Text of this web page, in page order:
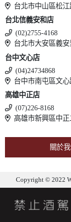
台北市中山區松江
台北信義安和店
(02)2755-4168
台北市大安區義
台中文心店
(04)24734868
台中市南屯區文
高雄中正店
(07)226-8168
高雄市新興區中
關於
Copyright © 2022